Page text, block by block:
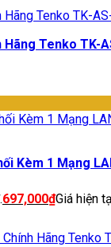
Hãng Tenko TK-
Kèm 1 Mạng
697,000₫Giá hiện